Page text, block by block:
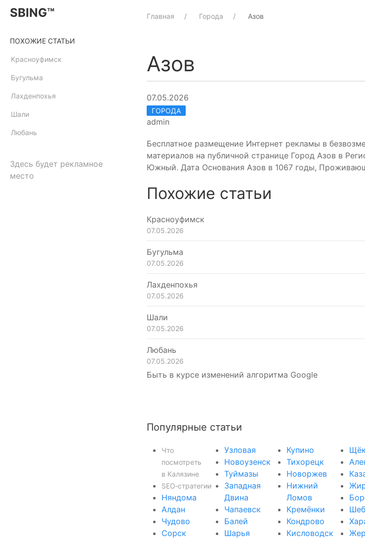
SBING™
ПОХОЖИЕ СТАТЬИ
Красноуфимск
Бугульма
Лахденпохья
Шали
Любань
Здесь будет рекламное
место
Главная Города Азов
Азов
07.05.2026
ГОРОДА
admin
Бесплатное размещение Интернет рекламы в
материалов на публичной странице Город Азов в
Южный. Дата Основания Азов в 1067 годы,
Похожие статьи
Красноуфимск
07.05.2026
Бугульма
07.05.2026
Лахденпохья
07.05.2026
Шали
07.05.2026
Любань
07.05.2026
Быть в курсе изменений алгоритма Google
Популярные статьи
Что
посмотреть
в Калязине
SEO‑стратегии
Няндома
Алдан
Чудово
Сорск
Узловая
Новоузенск
Туймазы
Западная
Двина
Чапаевск
Балей
Шарья
Купино
Тихорецк
Новоржев
Нижний
Ломов
Кремёнки
Кондрово
Кисловодск